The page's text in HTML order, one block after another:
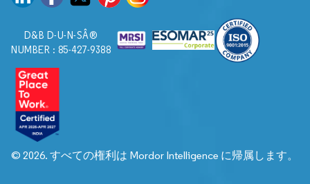
D&B D-U-N-SÂ®
NUMBER : 85-427-9388
© 2026. すべての権利は Mordor Intelligence に帰属します。